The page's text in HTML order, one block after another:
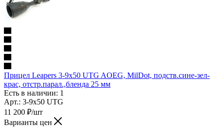
Прицел Leapers 3-9x50 UTG AOEG, MilDot, подств.сине-зел-
крас, отстр.парал.,бленда 25 мм
Есть в наличии: 1
Арт.: 3-9x50 UTG
11 200 ₽/шт
Варианты цен